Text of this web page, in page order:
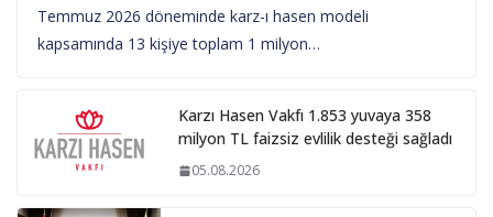
Temmuz 2026 döneminde karz-ı hasen modeli
kapsamında 13 kişiye toplam 1 milyon…
Karzı Hasen Vakfı 1.853 yuvaya 358
milyon TL faizsiz evlilik desteği sağladı
05.08.2026